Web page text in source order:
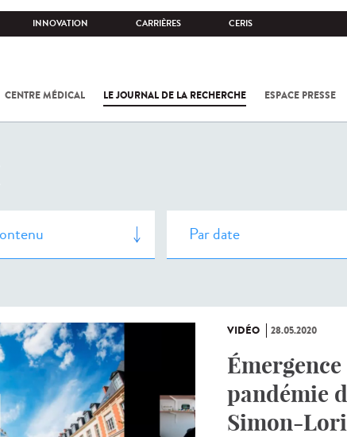
INNOVATION CARRIÈRES CERIS
CENTRE MÉDICAL LE JOURNAL DE LA RECHERCHE ESPACE PRESSE
VIDÉO 28.05.2020
pandémie
Simon-